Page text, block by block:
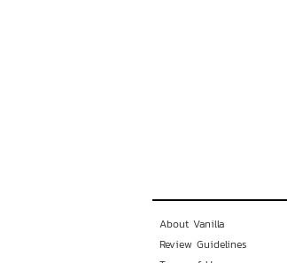
About Vanilla
Review Guidelines